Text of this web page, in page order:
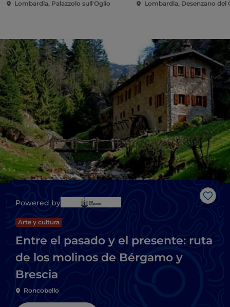
Lombardia, Palazzolo sull'Oglio Lombardia, Desenzano del
Me
Powered by
Arte y cultura
Entre el pasado y el presente: ruta
de los molinos de Bérgamo y
Brescia
Roncobello